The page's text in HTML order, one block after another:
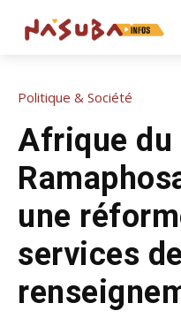
Politique & Société
Afrique du
une
services de